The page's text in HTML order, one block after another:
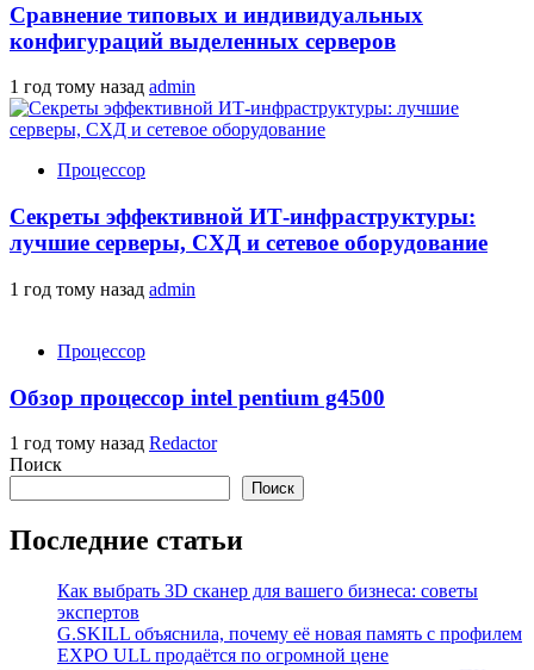
Сравнение типовых и индивидуальных
конфигураций выделенных серверов
1 год тому назад admin
Процессор
Секреты эффективной ИТ-инфраструктуры:
лучшие серверы, СХД и сетевое оборудование
1 год тому назад admin
Процессор
Обзор процессор intel pentium g4500
1 год тому назад Redactor
Поиск
Поиск
Последние статьи
Как выбрать 3D сканер для вашего бизнеса: советы
экспертов
G.SKILL объяснила, почему её новая память с профилем
EXPO ULL продаётся по огромной цене